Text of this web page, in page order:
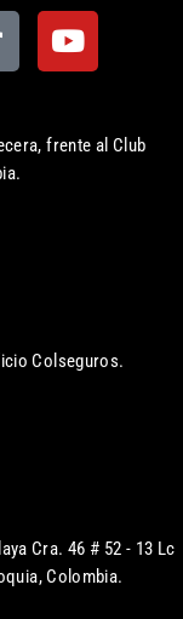
frente al Club
Colseguros.
Cra. 46 # 52 - 13 Lc
Colombia.